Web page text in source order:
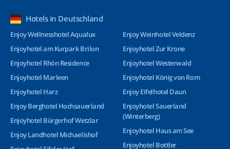
Hotels in Deutschland
Enjoy Wellnesshotel Aqualux
Enjoyhotel am Kurpark Brilon
Enjoyhotel Rhön Residence
Enjoyhotel Marleen
Enjoyhotel Harz
Enjoy Berghotel Hochsauerland
Enjoyhotel Bürgerhof Wetzlar
Enjoy Landhotel Michaelishof
Enjoy Weinhotel Veldenz
Enjoyhotel Zur Krone
Enjoyhotel Westerwald
Enjoyhotel König von Rom
Enjoy Eifelhotel Daun
Enjoyhotel Sauerland
(Winterberg)
Enjoyhotel Haus am See
Enjoyhotel Bottler